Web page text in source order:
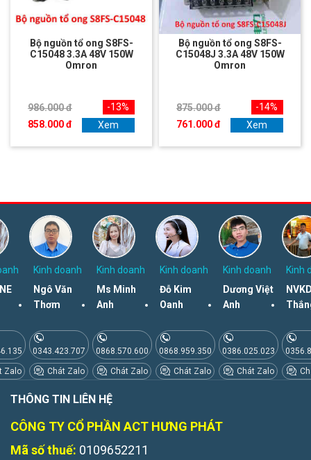
Bộ nguồn tổ ong S8FS-
C15048 3.3A 48V 150W
Omron
986.000 đ
858.000 đ
-13%
Xem
Bộ nguồn tổ ong S8FS-
C15048J 3.3A 48V 150W
Omron
875.000 đ
761.000 đ
-14%
Xem
Zalo
Kinh doanh
Ngô Văn
Thơm
0343.423.707
Chát Zalo
Kinh doanh
Ms Minh
Anh
0868.570.600
Chát Zalo
Kinh doanh
Đỗ Kim
Oanh
0868.959.350
Chát Zalo
Kinh doanh
Dương Việt
Anh
0386.025.023
Chát Zalo
Kinh
THÔNG TIN LIÊN HỆ
CÔNG TY CỔ PHẦN ACT HƯNG PHÁT
Mã số thuế: 0109652211